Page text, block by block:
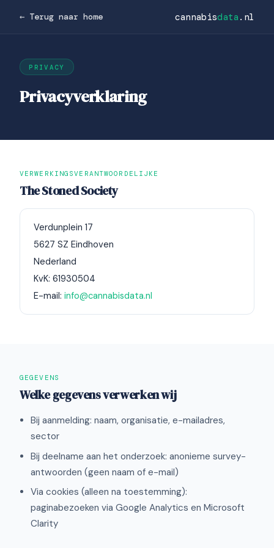
← Terug naar home cannabisdata .nl
PRIVACY
Privacyverklaring
VERWERKINGSVERANTWOORDELIJKE
The Stoned Society
Verdunplein 17
5627 SZ Eindhoven
Nederland
KvK: 61930504
E-mail: info@cannabisdata.nl
GEGEVENS
Welke gegevens verwerken wij
Bij aanmelding: naam, organisatie, e-mailadres,
sector
Bij deelname aan het onderzoek: anonieme survey-
antwoorden (geen naam of e-mail)
Via cookies (alleen na toestemming):
paginabezoeken via Google Analytics en Microsoft
Clarity